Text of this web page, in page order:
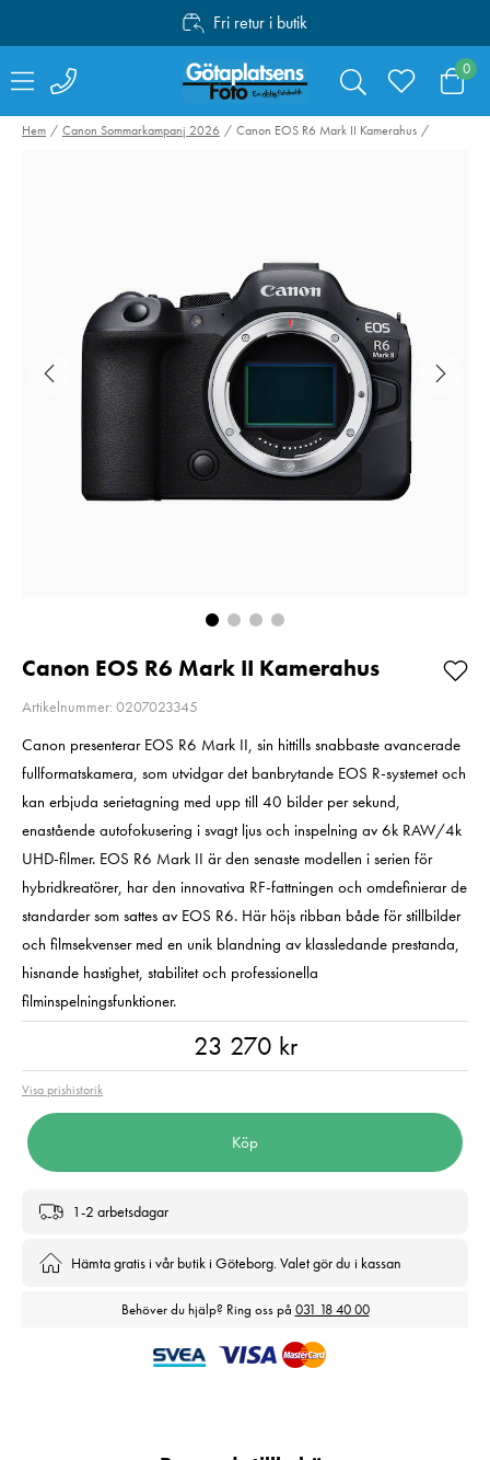
Fri retur i butik
Personlig service
Fri frakt över 1000:-
0
Sandisk SDXC
Extreme Pro 64GB
200MB/s UHS-I C10
Lägg i varukorgen
Phone Adapter
2
Hem Canon Sommarkampanj 2026 Canon EOS R6 Mark II Kamerahus
Canon EOS R6 Mark II Kamerahus
Artikelnummer: 0207023345
Canon presenterar EOS R6 Mark II, sin hittills snabbaste avancerade
fullformatskamera, som utvidgar det banbrytande EOS R-systemet och
kan erbjuda serietagning med upp till 40 bilder per sekund,
enastående autofokusering i svagt ljus och inspelning av 6k RAW/4k
UHD-filmer. EOS R6 Mark II är den senaste modellen i serien för
hybridkreatörer, har den innovativa RF-fattningen och omdefinierar de
standarder som sattes av EOS R6. Här höjs ribban både för stillbilder
och filmsekvenser med en unik blandning av klassledande prestanda,
hisnande hastighet, stabilitet och professionella
filminspelningsfunktioner.
23 270 kr
Visa prishistorik
Köp
1-2 arbetsdagar
Hämta gratis i vår butik i Göteborg. Valet gör du i kassan
Behöver du hjälp? Ring oss på 031 18 40 00